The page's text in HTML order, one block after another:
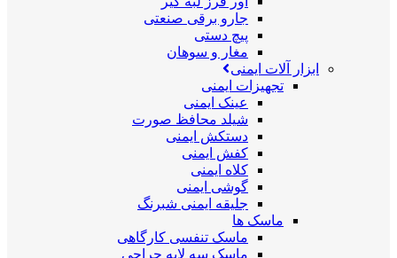
جارو برقی صنعتی
پیچ دستی
مغار و سوهان
ابزار آلات ایمنی
تجهیزات ایمنی
عینک ایمنی
شیلد محافظ صورت
دستکش ایمنی
کفش ایمنی
کلاه ایمنی
گوشی ایمنی
جلیقه ایمنی شبرنگ
ماسک ها
ماسک تنفسی کارگاهی
ماسک سه لایه جراحی